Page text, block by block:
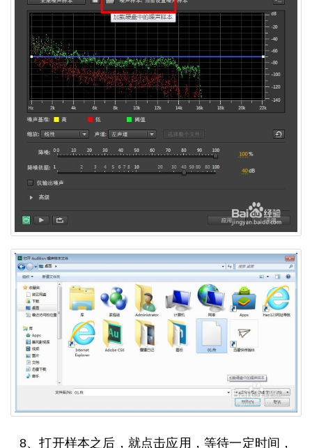
8、打开样本之后，就点击应用，等待一定时间，